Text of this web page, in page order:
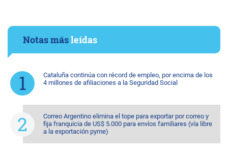
Notas másleídas
Cataluña continúa con récord de empleo, por encima de los
4 millones de afiliaciones a la Seguridad Social
Correo Argentino elimina el tope para exportar por correo y
fija franquicia de US$ 5.000 para envíos familiares (vía libre
a la exportación pyme)